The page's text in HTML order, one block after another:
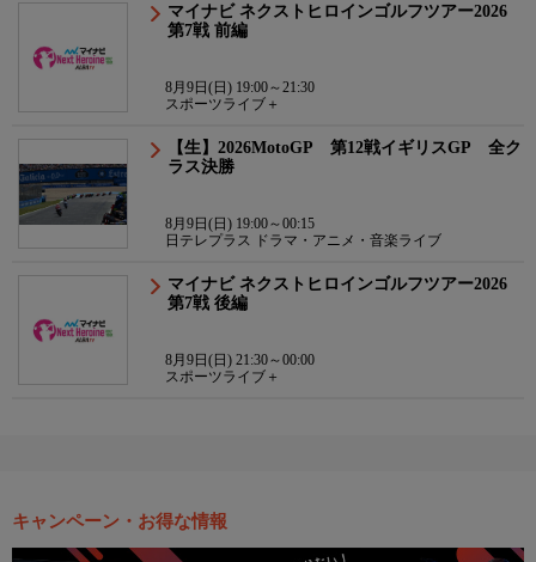
マイナビ ネクストヒロインゴルフツアー2026
第7戦 前編
8月9日(日) 19:00～21:30
スポーツライブ＋
【生】2026MotoGP 第12戦イギリスGP 全ク
ラス決勝
8月9日(日) 19:00～00:15
日テレプラス ドラマ・アニメ・音楽ライブ
マイナビ ネクストヒロインゴルフツアー2026
第7戦 後編
8月9日(日) 21:30～00:00
スポーツライブ＋
キャンペーン・お得な情報